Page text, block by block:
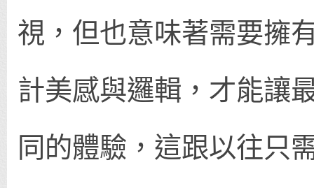
視，但也意味著需要擁
計美感與邏輯，才能讓
同的體驗，這跟以往只